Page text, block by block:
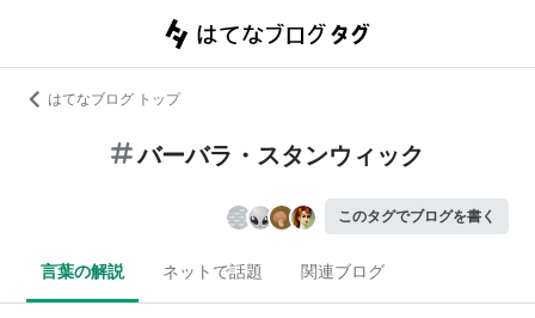
はてなブログ トップ
バーバラ・スタンウィック
このタグでブログを書く
言葉の解説 ネットで話題 関連ブログ